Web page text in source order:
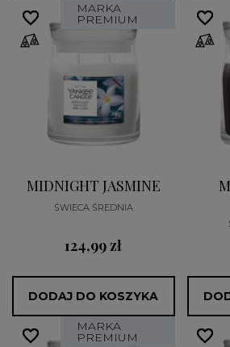
MARKA
PREMIUM
MIDNIGHT JASMINE
ŚWIECA ŚREDNIA
124,99 zł
DODAJ DO KOSZYKA
favorite_border
favorite_border favorite_border
favorite_border
MARKA
PREMIUM
favorite_border
favorite_border favorite_border
favorite_border